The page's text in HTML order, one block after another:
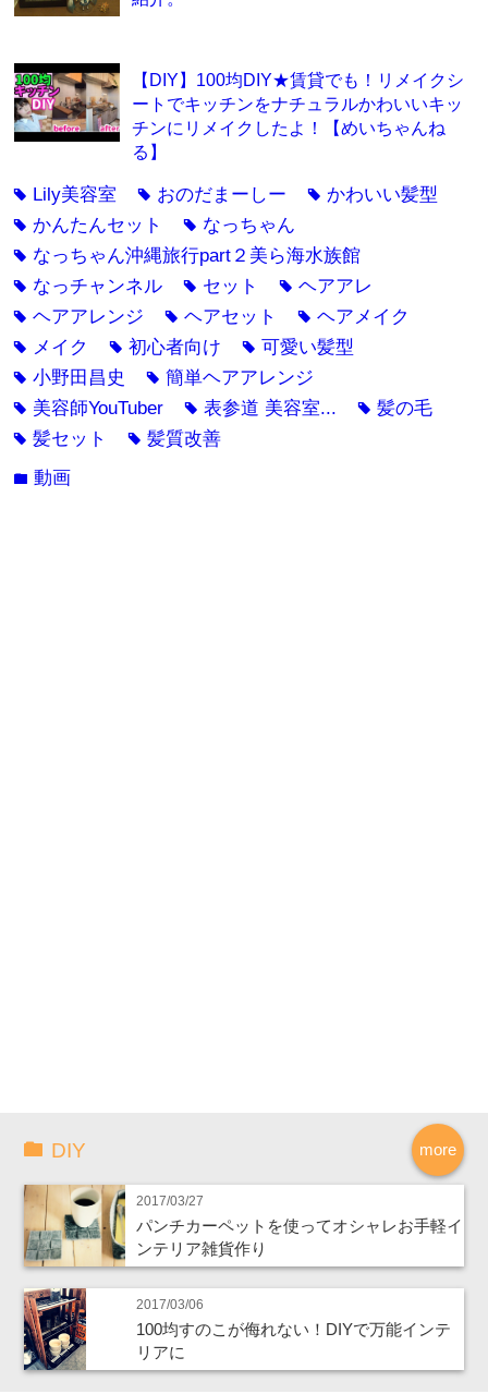
【DIY】100均DIY★賃貸でも！リメイクシ
ートでキッチンをナチュラルかわいいキッ
チンにリメイクしたよ！【めいちゃんね
る】
tag Lily美容室 tag おのだまーしー tag かわいい髪型
tag かんたんセット tag なっちゃん
tag なっちゃん沖縄旅行part２美ら海水族館
tag なっチャンネル tag セット tagヘアアレ
tagヘアアレンジ tagヘアセット tagヘアメイク
tag メイク tag初心者向け tag可愛い髪型
tag小野田昌史 tag簡単ヘアアレンジ
tag 美容師YouTuber tag表参道 美容室... tag髪の毛
tag髪セット tag髪質改善
folder動画
more
DIY
2017/03/27
パンチカーペットを使ってオシャレお手軽イ
ンテリア雑貨作り
2017/03/06
100均すのこが侮れない！DIYで万能インテ
リアに